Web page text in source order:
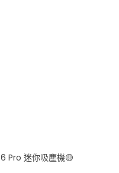
Pro 迷你吸塵機🟡